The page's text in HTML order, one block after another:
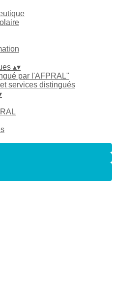
▴▾
par l'AFPRAL"
services distingués